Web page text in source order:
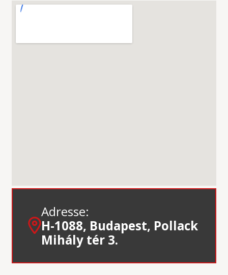
Adresse:
H-1088, Budapest, Pollack
Mihály tér 3.